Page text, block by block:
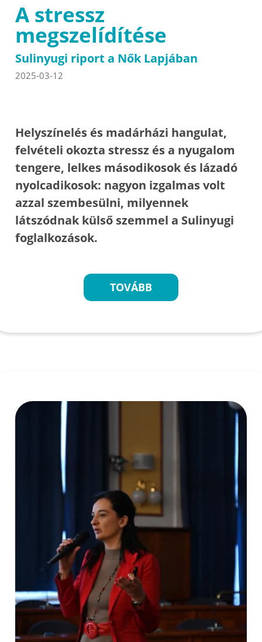
A stressz
megszelídítése
Sulinyugi riport a Nők Lapjában
2025-03-12
Helyszínelés és madárházi hangulat,
felvételi okozta stressz és a nyugalom
tengere, lelkes másodikosok és lázadó
nyolcadikosok: nagyon izgalmas volt
azzal szembesülni, milyennek
látszódnak külső szemmel a Sulinyugi
foglalkozások.
TOVÁBB